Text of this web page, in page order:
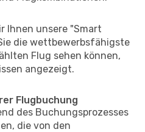
Ihnen unsere "Smart
die wettbewerbsfähigste
Flug sehen können,
angezeigt.
Flugbuchung
des Buchungsprozesses
die von den